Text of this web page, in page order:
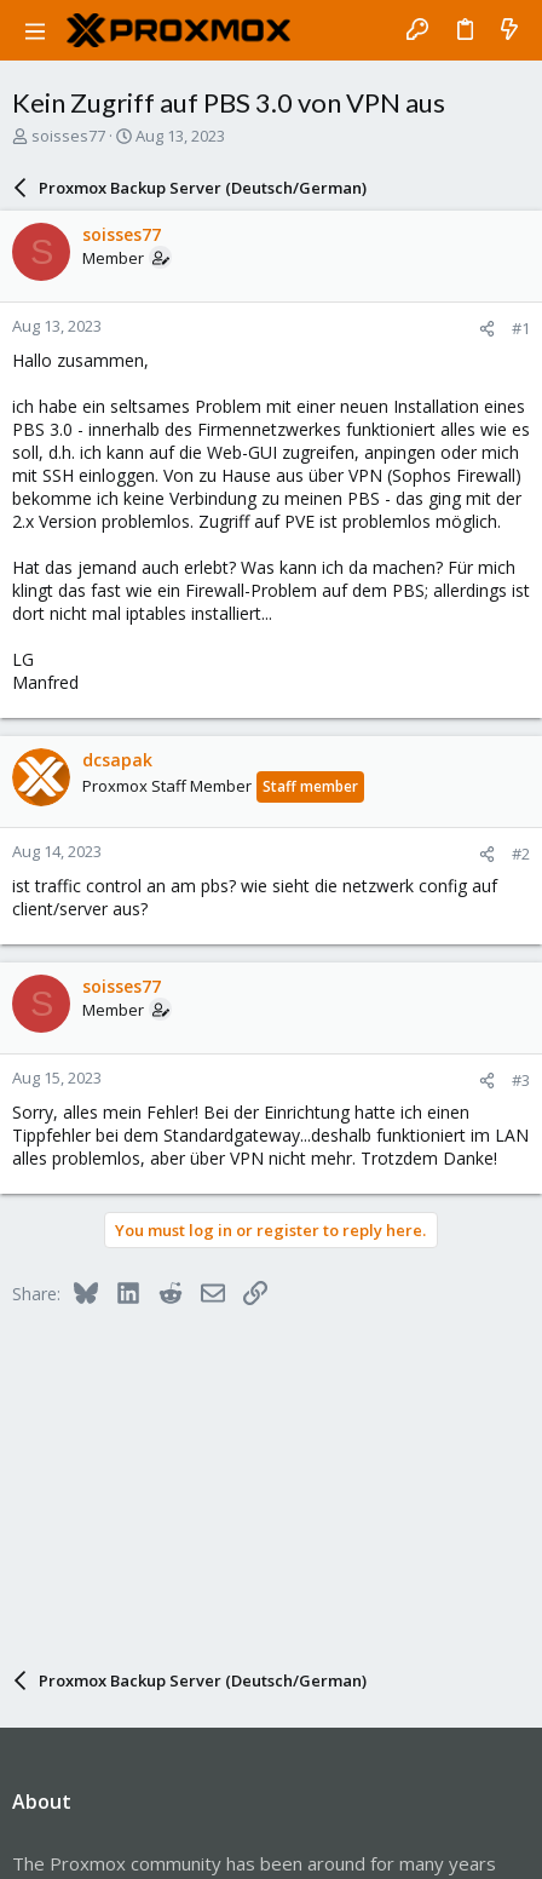
Kein Zugriff auf PBS 3.0 von VPN aus
T
a
d
s
t
a
r
t
e
soisses77
S
a
r
d
a
e
Aug 13, 2023
Proxmox Backup Server (Deutsch/German)
S soisses77
Member
Aug 13, 2023 #1
Hallo zusammen,
ich habe ein seltsames Problem mit einer neuen Installation eines
PBS 3.0 - innerhalb des Firmennetzwerkes funktioniert alles wie es
soll, d.h. ich kann auf die Web-GUI zugreifen, anpingen oder mich
mit SSH einloggen. Von zu Hause aus über VPN (Sophos Firewall)
bekomme ich keine Verbindung zu meinen PBS - das ging mit der
2.x Version problemlos. Zugriff auf PVE ist problemlos möglich.
Hat das jemand auch erlebt? Was kann ich da machen? Für mich
klingt das fast wie ein Firewall-Problem auf dem PBS; allerdings ist
dort nicht mal iptables installiert...
LG
Manfred
dcsapak
Proxmox Staff Member Staff member
Aug 14, 2023 #2
ist traffic control an am pbs? wie sieht die netzwerk config auf
client/server aus?
S soisses77
Member
Aug 15, 2023 #3
Sorry, alles mein Fehler! Bei der Einrichtung hatte ich einen
Tippfehler bei dem Standardgateway...deshalb funktioniert im LAN
alles problemlos, aber über VPN nicht mehr. Trotzdem Danke!
You must log in or register to reply here.
Share: BlueskyLinkedInRedditEmailLink
Proxmox Backup Server (Deutsch/German)
About
The Proxmox community has been around for many years